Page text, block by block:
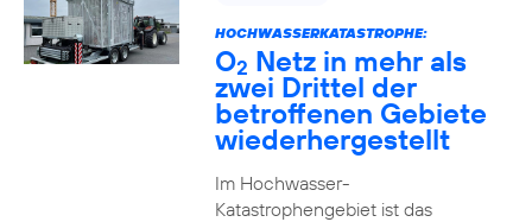
HOCHWASSERKATASTROPHE:
O2 Netz in mehr als
zwei Drittel der
betroffenen Gebiete
wiederhergestellt
Im Hochwasser-
Katastrophengebiet ist das